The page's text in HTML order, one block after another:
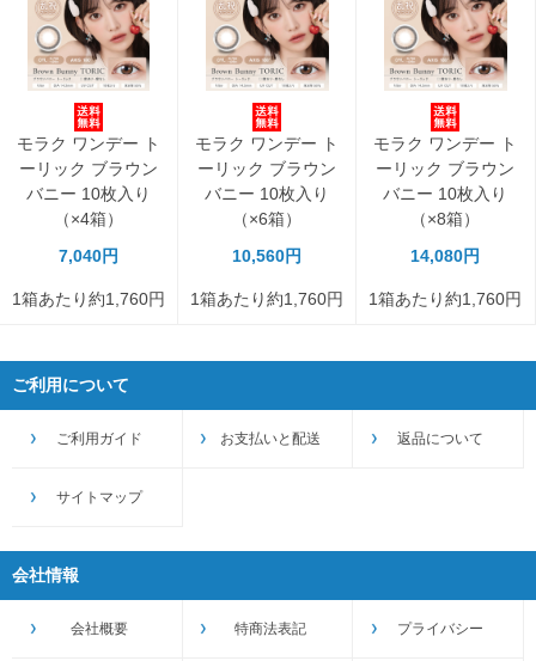
モラク ワンデー ト
ーリック ブラウン
バニー 10枚入り
（×4箱）
7,040円
1箱あたり約1,760円
モラク ワンデー ト
ーリック ブラウン
バニー 10枚入り
（×6箱）
10,560円
1箱あたり約1,760円
モラク ワンデー ト
ーリック ブラウン
バニー 10枚入り
（×8箱）
14,080円
1箱あたり約1,760円
ご利用について
ご利用ガイド お支払いと配送 返品について
サイトマップ
会社情報
会社概要 特商法表記 プライバシー